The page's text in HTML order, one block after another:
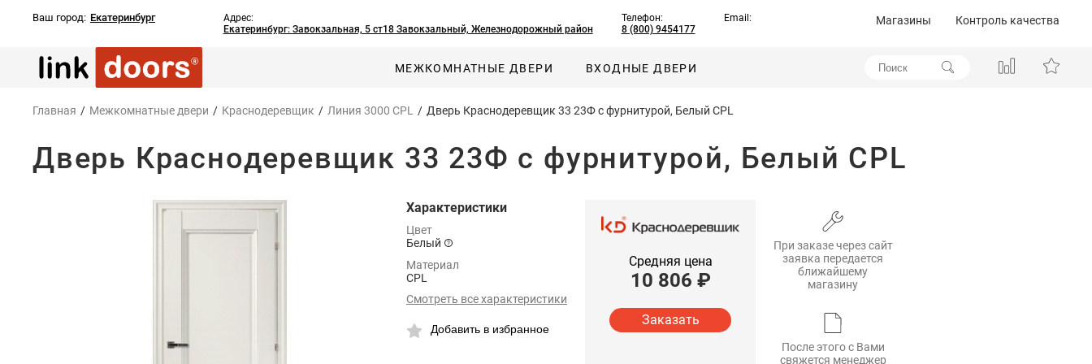
Ваш город: Екатеринбург
Адрес:
Екатеринбург: Завокзальная, 5 ст18 Завокзальный, Железнодорожный район
Телефон:
8 (800) 9454177
Email: Магазины Контроль качества
МЕЖКОМНАТНЫЕ ДВЕРИ ВХОДНЫЕ ДВЕРИ
Главная / Межкомнатные двери / Краснодеревщик / Линия 3000 CPL / Дверь Краснодеревщик 33 23Ф с фурнитурой, Белый CPL
Дверь Краснодеревщик 33 23Ф с фурнитурой, Белый CPL
Характеристики
Цвет
Белый
Материал
CPL
Смотреть все характеристики
Добавить в избранное
Средняя цена
10 806 ₽
Заказать
При заказе через сайт
заявка передается
ближайшему
магазину
После этого с Вами
свяжется менеджер